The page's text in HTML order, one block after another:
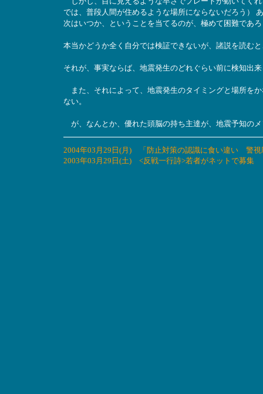
では、普段人間が住めるような場所にならないだろう）
次はいつか、ということを当てるのが、極めて困難であ
本当かどうか全く自分では検証できないが、諸説を読む
それが、事実ならば、地震発生のどれぐらい前に検知出
また、それによって、地震発生のタイミングと場所を
ない。
が、なんとか、優れた頭脳の持ち主達が、地震予知の
2004年03月29日(月) 「防止対策の認識に食い違い 警視
2003年03月29日(土) <反戦一行詩>若者がネットで募集